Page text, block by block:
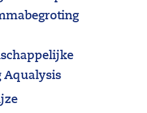
Aqualysis